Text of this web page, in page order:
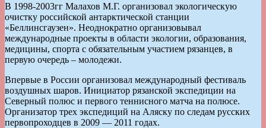
В 1998-2003гг Малахов М.Г. организовал экологическую
очистку российской антарктической станции
«Беллинсгаузен». Неоднократно организовывал
международные проекты в области экологии, образования,
медицины, спорта с обязательным участием рязанцев, в
первую очередь – молодежи.
Впервые в России организовал международный фестиваль
воздушных шаров. Инициатор рязанской экспедиции на
Северный полюс и первого теннисного матча на полюсе.
Организатор трех экспедиций на Аляску по следам русских
первопроходцев в 2009 — 2011 годах.